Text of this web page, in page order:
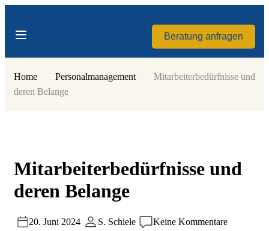
Beratung anfragen
Home Personalmanagement
Mitarbeiterbedürfnisse und
deren Belange
Mitarbeiterbedürfnisse und
deren Belange
20. Juni 2024 S. Schiele Keine Kommentare